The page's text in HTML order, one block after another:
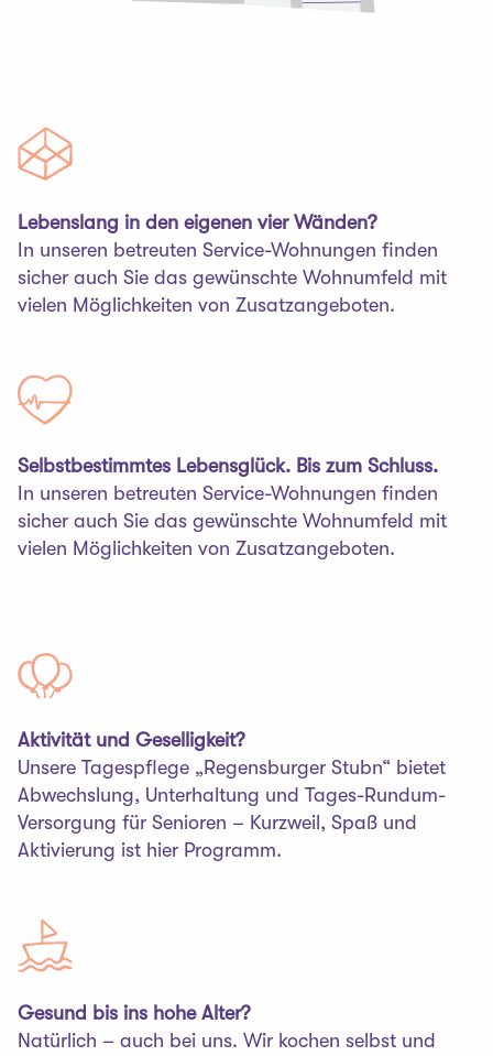
Lebenslang in den eigenen vier Wänden?
In unseren betreuten Service-Wohnungen finden
sicher auch Sie das gewünschte Wohnumfeld mit
vielen Möglichkeiten von Zusatzangeboten.
Selbstbestimmtes Lebensglück. Bis zum Schluss.
In unseren betreuten Service-Wohnungen finden
sicher auch Sie das gewünschte Wohnumfeld mit
vielen Möglichkeiten von Zusatzangeboten.
Aktivität und Geselligkeit?
Unsere Tagespflege „Regensburger Stubn“ bietet
Abwechslung, Unterhaltung und Tages-Rundum-
Versorgung für Senioren – Kurzweil, Spaß und
Aktivierung ist hier Programm.
Gesund bis ins hohe Alter?
Natürlich – auch bei uns. Wir kochen selbst und